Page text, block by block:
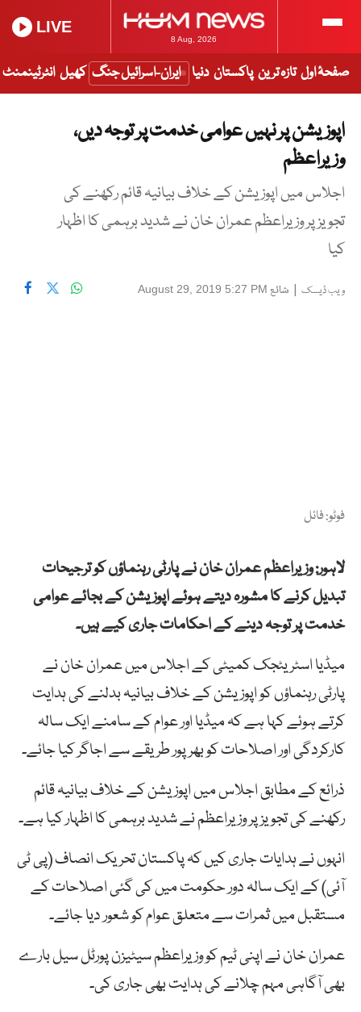
8 Aug, 2026
LIVE
صفحۂ اول تازہ ترین پاکستان دنیا ایران-اسرائیل جنگ کھیل انٹرٹینمنٹ
اپوزیشن پر نہیں عوامی خدمت پر توجہ دیں،
وزیراعظم
اجلاس میں اپوزیشن کے خلاف بیانیہ قائم رکھنے کی
تجویز پر وزیراعظم عمران خان نے شدید برہمی کا اظہار
کیا
ویب ڈیسک | شائع August 29, 2019 5:27 PM
فوٹو: فائل
لاہور: وزیراعظم عمران خان نے پارٹی رہنماؤں کو ترجیحات
تبدیل کرنے کا مشورہ دیتے ہوئے اپوزیشن کے بجائے عوامی
خدمت پر توجہ دینے کے احکامات جاری کیے ہیں۔
میڈیا اسٹریٹجک کمیٹی کے اجلاس میں عمران خان نے
پارٹی رہنماؤں کو اپوزیشن کے خلاف بیانیہ بدلنے کی ہدایت
کرتے ہوئے کہا ہے کہ میڈیا اور عوام کے سامنے ایک سالہ
کارکردگی اور اصلاحات کو بھرپور طریقے سے اجاگر کیا جائے۔
ذرائع کے مطابق اجلاس میں اپوزیشن کے خلاف بیانیہ قائم
رکھنے کی تجویز پر وزیراعظم نے شدید برہمی کا اظہار کیا ہے۔
انہوں نے ہدایات جاری کیں کہ پاکستان تحریک انصاف (پی ٹی
آئی) کے ایک سالہ دور حکومت میں کی گئی اصلاحات کے
مستقبل میں ثمرات سے متعلق عوام کو شعور دیا جائے۔
عمران خان نے اپنی ٹیم کو وزیراعظم سیٹیزن پورٹل سیل بارے
بھی آگاہی مہم چلانے کی ہدایت بھی جاری کی۔